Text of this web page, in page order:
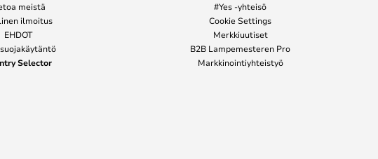
meistä
ilmoitus
EHDOT
Selector
#Yes -yhteisö
Cookie Settings
Merkkiuutiset
B2B Lampemesteren Pro
Markkinointiyhteistyö